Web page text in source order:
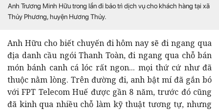
Anh Trương Minh Hữu trong lần đi bảo trì dịch vụ cho khách hàng tại xã
Thủy Phương, huyện Hương Thủy.
Anh Hữu cho biết chuyến đi hôm nay sẽ đi ngang qua
địa danh cầu ngói Thanh Toàn, đi ngang qua chỗ bán
món bánh canh cá lóc rất ngon... mọi thứ cứ như đã
thuộc nằm lòng. Trên đường đi, anh bật mí đã gắn bó
với FPT Telecom Huế được gần 8 năm, trước đó cũng
đã kinh qua nhiều chỗ làm kỹ thuật tương tự, nhưng